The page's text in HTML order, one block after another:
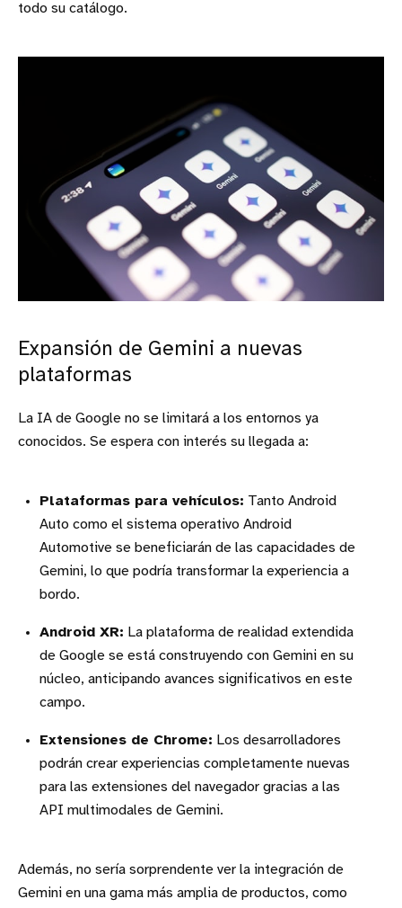
todo su catálogo.
Expansión de Gemini a nuevas
plataformas
La IA de Google no se limitará a los entornos ya
conocidos. Se espera con interés su llegada a:
Plataformas para vehículos: Tanto Android
Auto como el sistema operativo Android
Automotive se beneficiarán de las capacidades de
Gemini, lo que podría transformar la experiencia a
bordo.
Android XR: La plataforma de realidad extendida
de Google se está construyendo con Gemini en su
núcleo, anticipando avances significativos en este
campo.
Extensiones de Chrome: Los desarrolladores
podrán crear experiencias completamente nuevas
para las extensiones del navegador gracias a las
API multimodales de Gemini.
Además, no sería sorprendente ver la integración de
Gemini en una gama más amplia de productos, como